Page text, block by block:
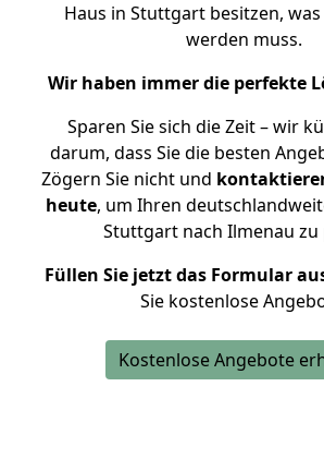
Haus in Stuttgart besitzen,
werden muss.
Wir haben immer die perfekte
Sparen Sie sich die Zeit – wir
darum, dass Sie die besten
Zögern Sie nicht und
heute, um Ihren
Stuttgart nach Ilmenau zu
Füllen Sie jetzt das Formular
Sie kostenlose
Kostenlose Angebote